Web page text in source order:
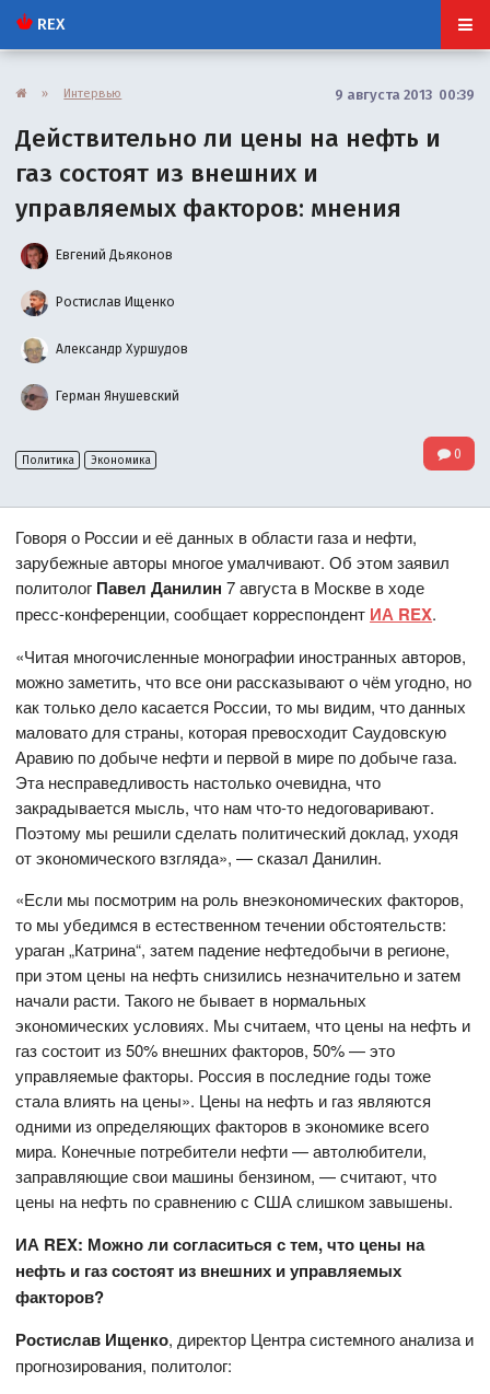
REX
» Интервью 9 августа 2013 00:39
Действительно ли цены на нефть и
газ состоят из внешних и
управляемых факторов: мнения
Евгений Дьяконов
Ростислав Ищенко
Александр Хуршудов
Герман Янушевский
Политика Экономика 0
Говоря о России и её данных в области газа и нефти,
зарубежные авторы многое умалчивают. Об этом заявил
политолог Павел Данилин 7 августа в Москве в ходе
пресс-конференции, сообщает корреспондент ИА REX.
«Читая многочисленные монографии иностранных авторов,
можно заметить, что все они рассказывают о чём угодно, но
как только дело касается России, то мы видим, что данных
маловато для страны, которая превосходит Саудовскую
Аравию по добыче нефти и первой в мире по добыче газа.
Эта несправедливость настолько очевидна, что
закрадывается мысль, что нам что-то недоговаривают.
Поэтому мы решили сделать политический доклад, уходя
от экономического взгляда», — сказал Данилин.
«Если мы посмотрим на роль внеэкономических факторов,
то мы убедимся в естественном течении обстоятельств:
ураган „Катрина“, затем падение нефтедобычи в регионе,
при этом цены на нефть снизились незначительно и затем
начали расти. Такого не бывает в нормальных
экономических условиях. Мы считаем, что цены на нефть и
газ состоит из 50% внешних факторов, 50% — это
управляемые факторы. Россия в последние годы тоже
стала влиять на цены». Цены на нефть и газ являются
одними из определяющих факторов в экономике всего
мира. Конечные потребители нефти — автолюбители,
заправляющие свои машины бензином, — считают, что
цены на нефть по сравнению с США слишком завышены.
ИА REX: Можно ли согласиться с тем, что цены на
нефть и газ состоят из внешних и управляемых
факторов?
Ростислав Ищенко, директор Центра системного анализа и
прогнозирования, политолог: